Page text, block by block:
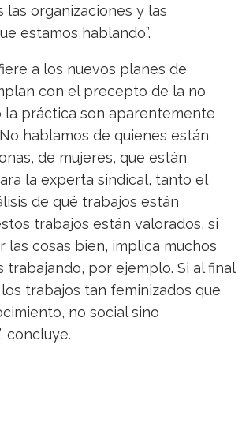
organizaciones y las
estamos hablando”.
a los nuevos planes de
con el precepto de la no
la práctica son aparentemente
hablamos de quienes están
de mujeres, que están
la experta sindical, tanto el
de qué trabajos están
trabajos están valorados, si
las cosas bien, implica muchos
por ejemplo. Si al final
trabajos tan feminizados que
no social sino
concluye.